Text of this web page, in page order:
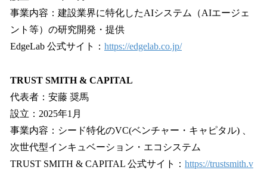
事業内容：建設業界に特化したAIシステム（AIエージェ
ント等）の研究開発・提供
EdgeLab 公式サイト： https://edgelab.co.jp/
TRUST SMITH & CAPITAL
代表者：安藤 奨馬
設立：2025年1月
事業内容：シード特化のVC(ベンチャー・キャピタル) 、
次世代型インキュベーション・エコシステム
TRUST SMITH & CAPITAL 公式サイト： https://trustsmith.v